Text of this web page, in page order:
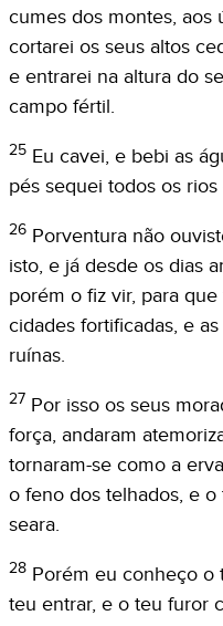
cumes dos montes, aos
cortarei os seus altos
e entrarei na altura do
campo fértil.
25 Eu cavei, e bebi as
pés sequei todos os
26 Porventura não
isto, e já desde os dias
porém o fiz vir, para
cidades fortificadas, e
ruínas.
27 Por isso os seus
força, andaram
tornaram-se como a
o feno dos telhados, e
seara.
28 Porém eu conheço o
teu entrar, e o teu furor